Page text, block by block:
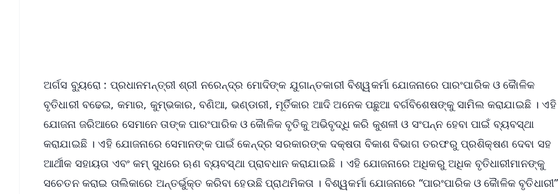
ଅର୍ଗସ ବ୍ୟୁରୋ : ପ୍ରଧାନମନ୍ତ୍ରୀ ଶ୍ରୀ ନରେନ୍ଦ୍ର ମୋଦିଙ୍କ ଯୁଗାନ୍ତକାରୀ ବିଶ୍ୱକର୍ମା ଯୋଜନାରେ ପାରଂପାରିକ ଓ କୈାଳିକ
ବୃତିଧାରୀ ବଢେଇ, କମାର, କୁମ୍ଭକାର, ବଣିଆ, ଭଣ୍ଡାରୀ, ମୂର୍ତିକାର ଆଦି ଅନେକ ପଛୁଆ ବର୍ଗବିଶେଷଙ୍କୁ ସାମିଲ କରାଯାଇଛି । ଏହି
ଯୋଜନା ଜରିଆରେ ସେମାନେ ତାଙ୍କ ପାରଂପାରିକ ଓ କୈାଳିକ ବୃତିକୁ ଅଭିବୃଦ୍ଧି କରି କୁଶଳୀ ଓ ସଂପନ୍ନ ହେବା ପାଇଁ ବ୍ୟବସ୍ଥା
କରାଯାଇଛି । ଏହି ଯୋଜନାରେ ସେମାନଙ୍କ ପାଇଁ କେନ୍ଦ୍ର ସରକାରଙ୍କ ଦକ୍ଷତା ବିକାଶ ବିଭାଗ ତରଫରୁ ପ୍ରଶିକ୍ଷଣ ଦେବା ସହ
ଆର୍ଥୀକ ସହାୟତା ଏବଂ କମ୍ ସୁଧରେ ଋଣ ବ୍ୟବସ୍ଥା ପ୍ରାବଧାନ କରାଯାଇଛି । ଏହି ଯୋଜନାରେ ଅଧିକରୁ ଅଧିକ ବୃତିଧାରୀମାନଙ୍କୁ
ସଚେତନ କରାଇ ତାଲିକାରେ ଅନ୍ତର୍ଭୁକ୍ତ କରିବା ହେଉଛି ପ୍ରାଥମିକତା । ବିଶ୍ୱକର୍ମା ଯୋଜନାରେ “ପାରଂପାରିକ ଓ କୈାଳିକ ବୃତିଧାରୀ”